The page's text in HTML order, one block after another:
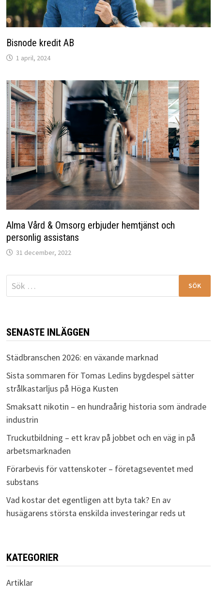
Bisnode kredit AB
1 april, 2024
Alma Vård & Omsorg erbjuder hemtjänst och
personlig assistans
31 december, 2022
Sök
efter:
SENASTE INLÄGGEN
Städbranschen 2026: en växande marknad
Sista sommaren för Tomas Ledins bygdespel sätter
strålkastarljus på Höga Kusten
Smaksatt nikotin – en hundraårig historia som ändrade
industrin
Truckutbildning – ett krav på jobbet och en väg in på
arbetsmarknaden
Förarbevis för vattenskoter – företagseventet med
substans
Vad kostar det egentligen att byta tak? En av
husägarens största enskilda investeringar reds ut
KATEGORIER
Artiklar